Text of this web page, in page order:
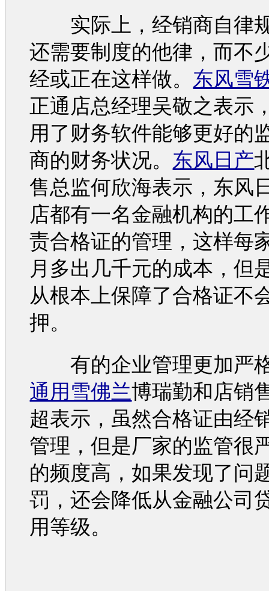
实际上，经销商自律
还需要制度的他律，而不
经或正在这样做。 东风雪
正通店总经理吴敬之表示
用了财务软件能够更好的
商的财务状况。 东风日产
售总监何欣海表示， 东风
店都有一名金融机构的工
责合格证的管理，这样每
月多出几千元的成本，但
从根本上保障了合格证不
押。
有的企业管理更加严
通用雪佛兰博瑞勤和店销
超表示，虽然合格证由经
管理，但是厂家的监管很
的频度高，如果发现了问
罚，还会降低从金融公司
用等级。